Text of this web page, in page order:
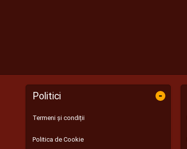
Politici -
Termeni și condiții
Politica de Cookie